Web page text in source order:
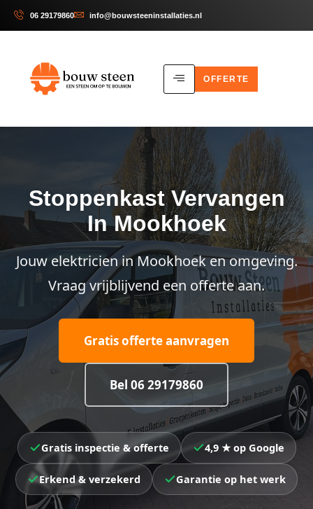
06 29179860 info@bouwsteeninstallaties.nl
OFFERTE
Stoppenkast Vervangen
In Mookhoek
Jouw elektricien in Mookhoek en omgeving.
Vraag vrijblijvend een offerte aan.
Gratis offerte aanvragen
Bel 06 29179860
Gratis inspectie & offerte 4,9 ★ op Google
Erkend & verzekerd Garantie op het werk